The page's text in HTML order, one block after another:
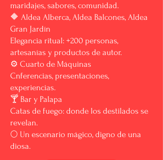
maridajes, sabores, comunidad.
🔶 Aldea Alberca, Aldea Balcones, Aldea
Gran Jardín
Elegancia ritual: +200 personas,
artesanías y productos de autor.
⚙️ Cuarto de Máquinas
Cnferencias, presentaciones,
experiencias.
🍸 Bar y Palapa
Catas de fuego: donde los destilados se
revelan.
🌕 Un escenario mágico, digno de una
diosa.